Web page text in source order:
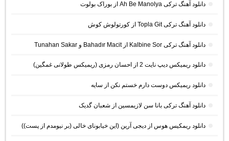
دانلود آهنگ ترکی Ah Be Manolya از بوراک بولوت
دانلود آهنگ ترکی Topla Git از کورتولوش کوش
دانلود آهنگ ترکی Kalbine Sor از Bahadır Macit و Tunahan Sakar
دانلود ریمیکس دیپ نایت 2 از احسان رمزی (ریمیکس طولانی غمگین)
دانلود ریمیکس دوست دارم خستم نکن از سایه
دانلود آهنگ ترکی بانا سن لازیمسین از شعبان گدیک
دانلود ریمکیس هوس از دیجی آرین (این خیابونای خالی (بر نیومدم از پست))